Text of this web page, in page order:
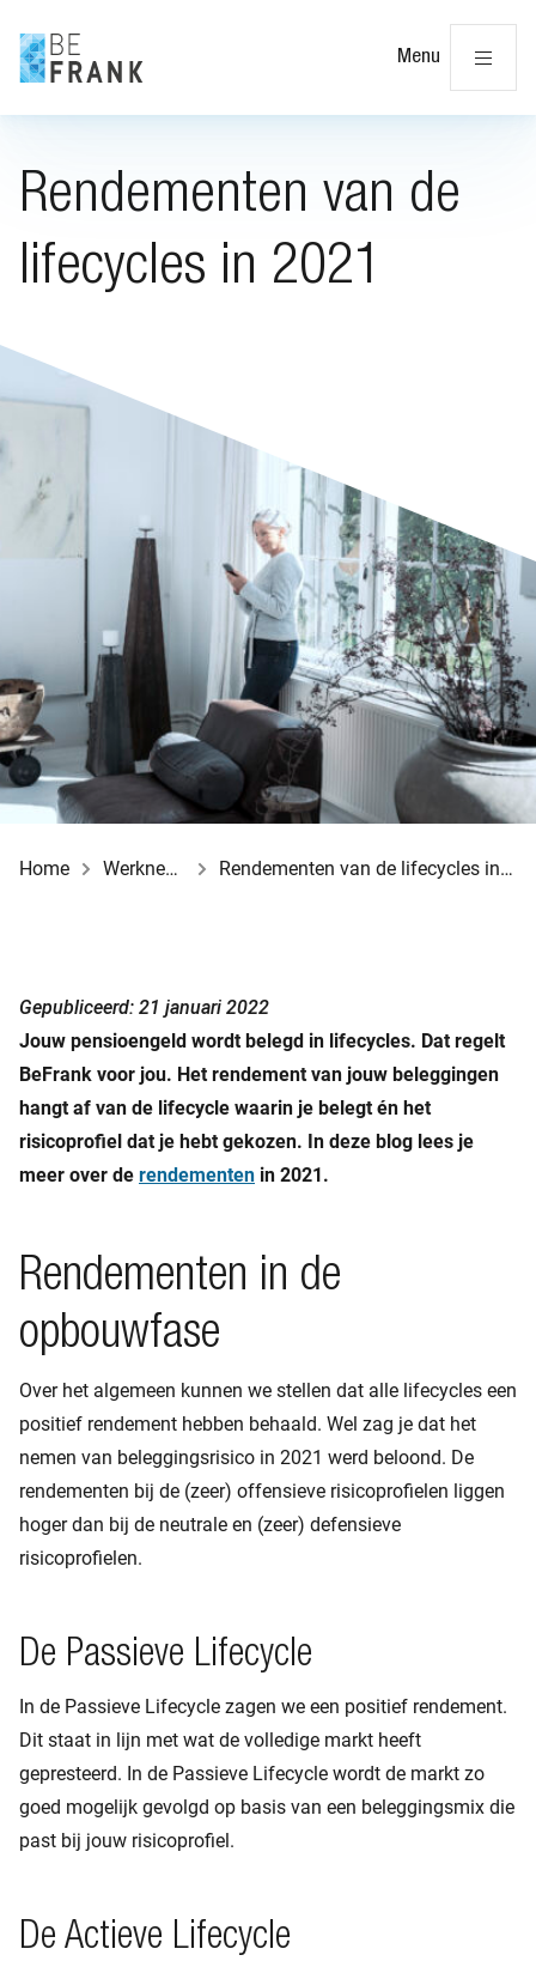
Menu
Rendementen van de
lifecycles in 2021
Home Werknemer Rendementen van de lifecycles in 2021
Gepubliceerd: 21 januari 2022
Jouw pensioengeld wordt belegd in lifecycles. Dat regelt
BeFrank voor jou. Het rendement van jouw beleggingen
hangt af van de lifecycle waarin je belegt én het
risicoprofiel dat je hebt gekozen. In deze blog lees je
meer over de rendementen in 2021.
Rendementen in de
opbouwfase
Over het algemeen kunnen we stellen dat alle lifecycles een
positief rendement hebben behaald. Wel zag je dat het
nemen van beleggingsrisico in 2021 werd beloond. De
rendementen bij de (zeer) offensieve risicoprofielen liggen
hoger dan bij de neutrale en (zeer) defensieve
risicoprofielen.
De Passieve Lifecycle
In de Passieve Lifecycle zagen we een positief rendement.
Dit staat in lijn met wat de volledige markt heeft
gepresteerd. In de Passieve Lifecycle wordt de markt zo
goed mogelijk gevolgd op basis van een beleggingsmix die
past bij jouw risicoprofiel.
De Actieve Lifecycle